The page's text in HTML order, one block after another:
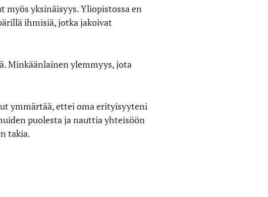
yksinäisyys. Yliopistossa en
ihmisiä, jotka jakoivat
Minkäänlainen ylemmyys, jota
ymmärtää, ettei oma erityisyyteni
puolesta ja nauttia yhteisöön
takia.